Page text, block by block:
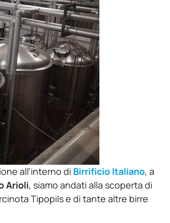
all’interno di Birrificio Italiano, a
Arioli, siamo andati alla scoperta di
Tipopils e di tante altre birre